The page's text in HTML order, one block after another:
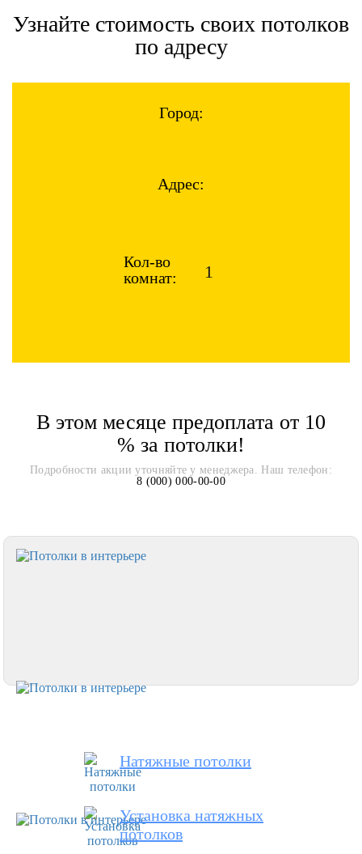
Узнайте стоимость своих потолков
по адресу
Город:
Адрес:
Кол-во
комнат:
В этом месяце предоплата от 10
% за потолки!
Подробности акции уточняйте у менеджера. Наш телефон:
8 (000) 000-00-00
Натяжные потолки
Установка натяжных
потолков